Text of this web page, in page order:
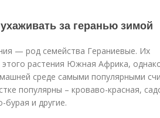
за геранью зимой
— род семейства Гераниевые. Их
растения Южная Африка,
среде самыми популярными
популярны – кроваво-красная,
и другие.